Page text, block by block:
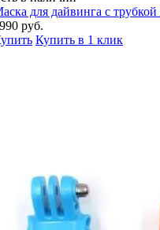
для дайвинга с
руб.
Купить в 1 клик